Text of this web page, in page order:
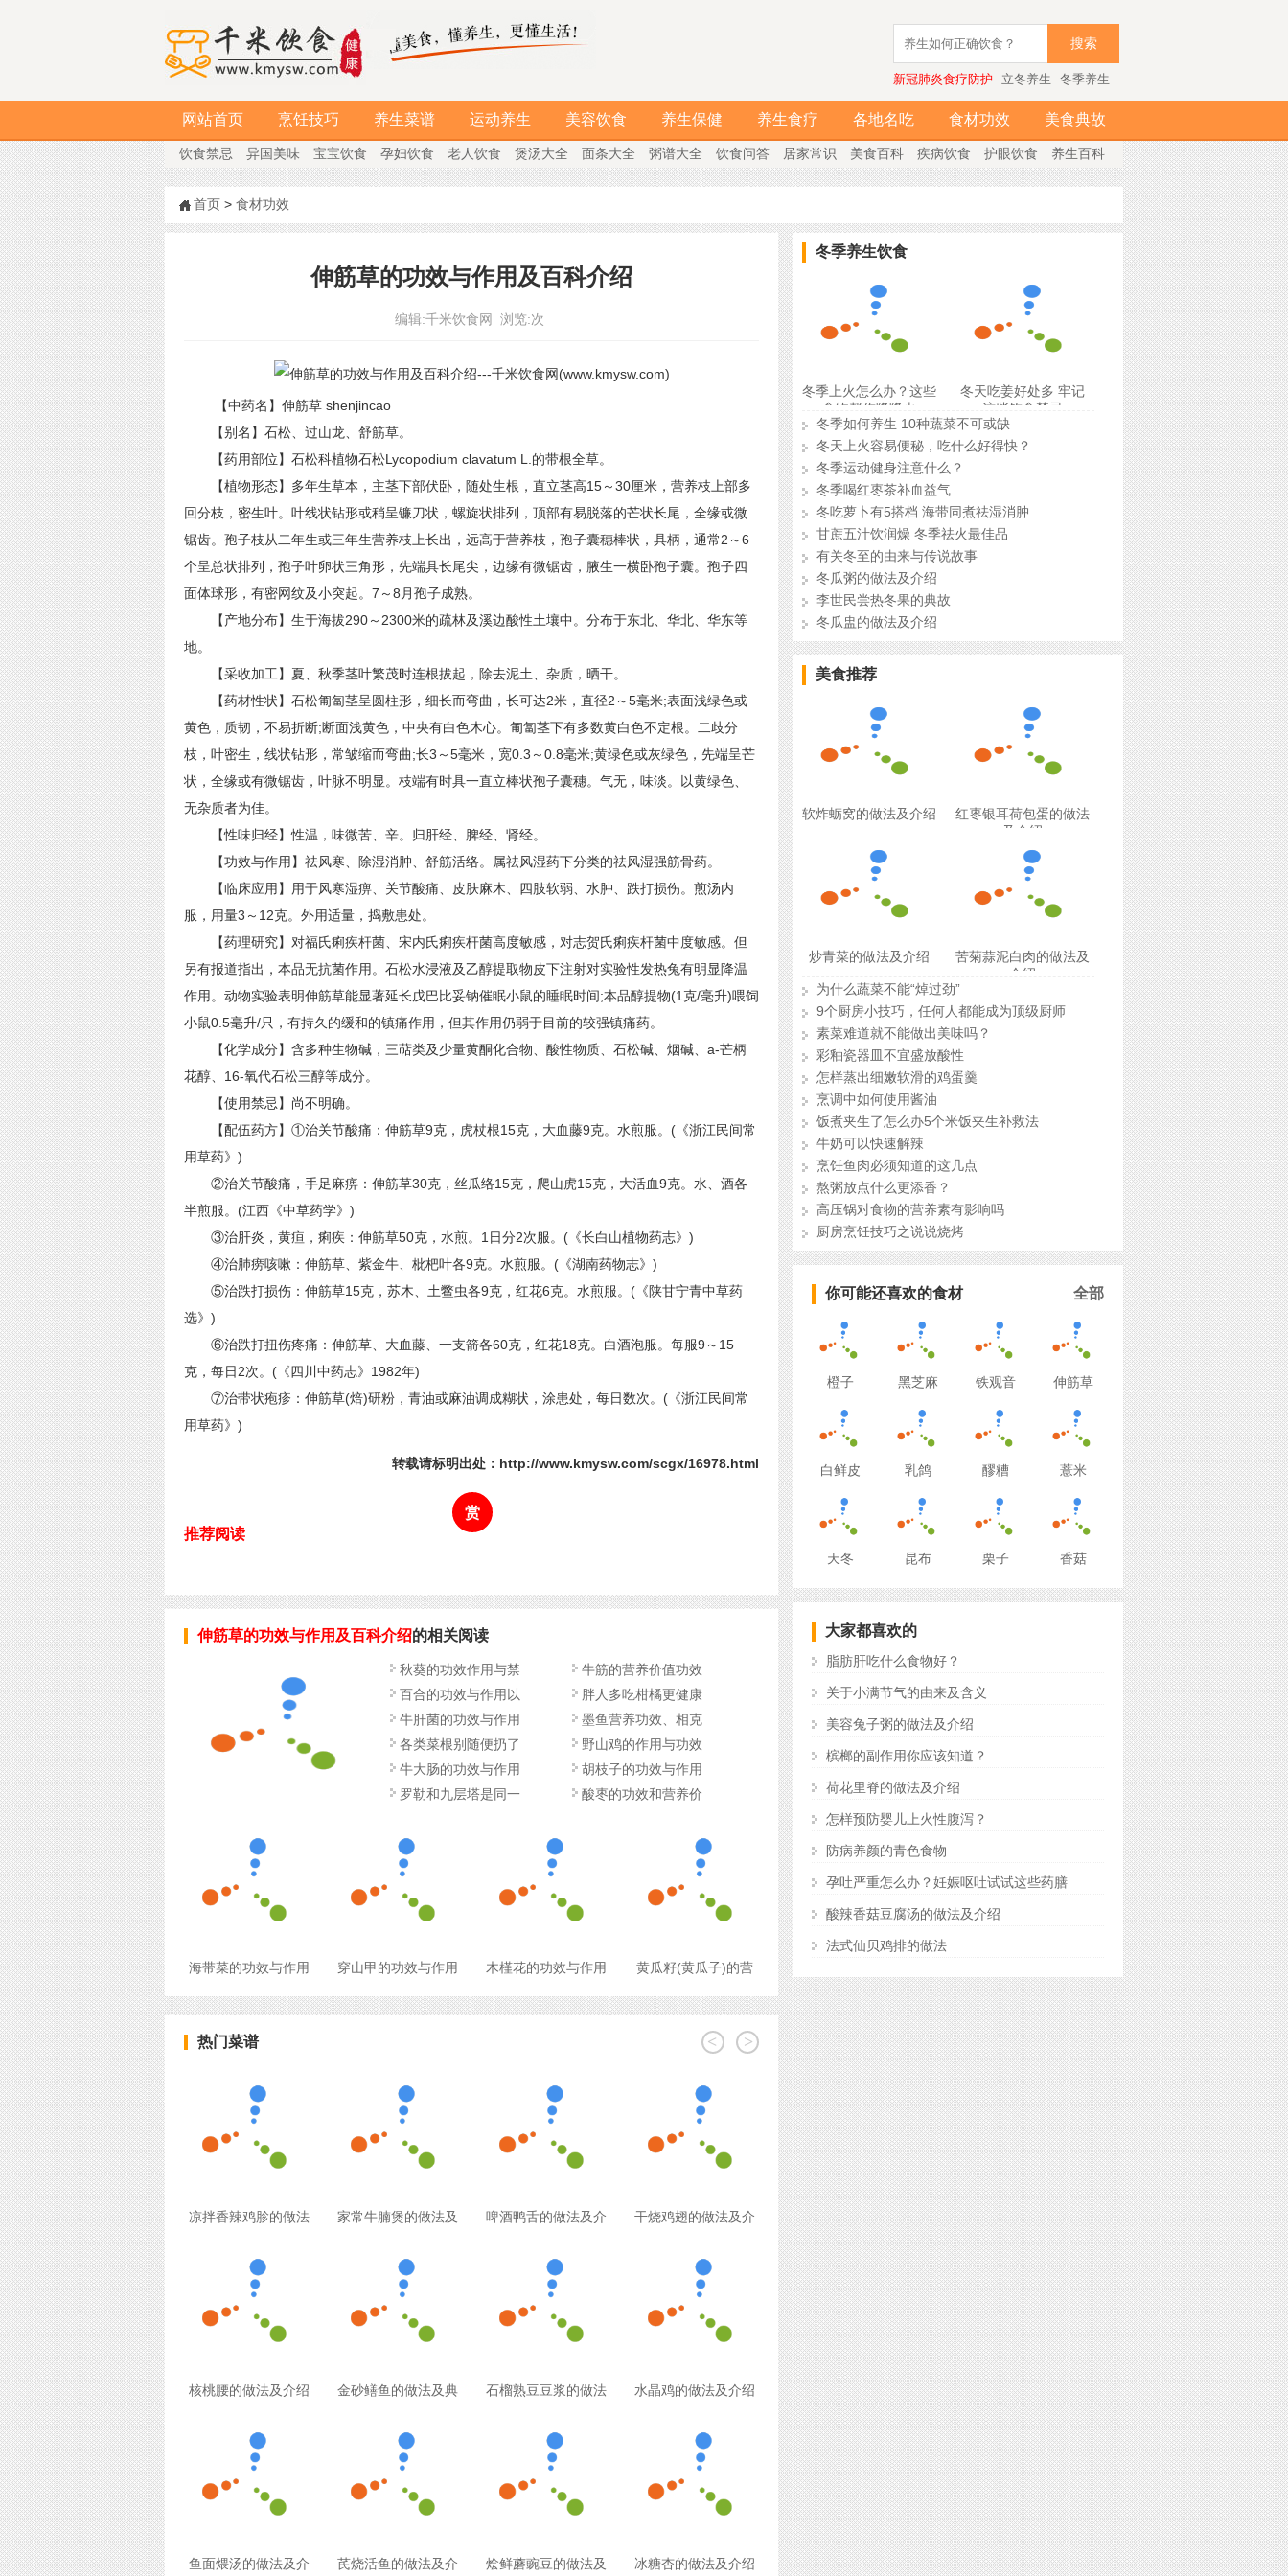
搜索
新冠肺炎食疗防护 立冬养生 冬季养生
网站首页 烹饪技巧 养生菜谱 运动养生 美容饮食 养生保健 养生食疗 各地名吃 食材功效 美食典故
饮食禁忌 异国美味 宝宝饮食 孕妇饮食 老人饮食 煲汤大全 面条大全 粥谱大全 饮食问答 居家常识 美食百科 疾病饮食 护眼饮食 养生百科
首页 > 食材功效
伸筋草的功效与作用及百科介绍
编辑:千米饮食网 浏览:次
【中药名】伸筋草 shenjincao
【别名】石松、过山龙、舒筋草。
【药用部位】石松科植物石松Lycopodium clavatum L.的带根全草。
【植物形态】多年生草本，主茎下部伏卧，随处生根，直立茎高15～30厘米，营养枝上部多
回分枝，密生叶。叶线状钻形或稍呈镰刀状，螺旋状排列，顶部有易脱落的芒状长尾，全缘或微
锯齿。孢子枝从二年生或三年生营养枝上长出，远高于营养枝，孢子囊穗棒状，具柄，通常2～6
个呈总状排列，孢子叶卵状三角形，先端具长尾尖，边缘有微锯齿，腋生一横卧孢子囊。孢子四
面体球形，有密网纹及小突起。7～8月孢子成熟。
【产地分布】生于海拔290～2300米的疏林及溪边酸性土壤中。分布于东北、华北、华东等
地。
【采收加工】夏、秋季茎叶繁茂时连根拔起，除去泥土、杂质，晒干。
【药材性状】石松匍匐茎呈圆柱形，细长而弯曲，长可达2米，直径2～5毫米;表面浅绿色或
黄色，质韧，不易折断;断面浅黄色，中央有白色木心。匍匐茎下有多数黄白色不定根。二歧分
枝，叶密生，线状钻形，常皱缩而弯曲;长3～5毫米，宽0.3～0.8毫米;黄绿色或灰绿色，先端呈芒
状，全缘或有微锯齿，叶脉不明显。枝端有时具一直立棒状孢子囊穗。气无，味淡。以黄绿色、
无杂质者为佳。
【性味归经】性温，味微苦、辛。归肝经、脾经、肾经。
【功效与作用】祛风寒、除湿消肿、舒筋活络。属祛风湿药下分类的祛风湿强筋骨药。
【临床应用】用于风寒湿痹、关节酸痛、皮肤麻木、四肢软弱、水肿、跌打损伤。煎汤内
服，用量3～12克。外用适量，捣敷患处。
【药理研究】对福氏痢疾杆菌、宋内氏痢疾杆菌高度敏感，对志贺氏痢疾杆菌中度敏感。但
另有报道指出，本品无抗菌作用。石松水浸液及乙醇提取物皮下注射对实验性发热兔有明显降温
作用。动物实验表明伸筋草能显著延长戊巴比妥钠催眠小鼠的睡眠时间;本品醇提物(1克/毫升)喂饲
小鼠0.5毫升/只，有持久的缓和的镇痛作用，但其作用仍弱于目前的较强镇痛药。
【化学成分】含多种生物碱，三萜类及少量黄酮化合物、酸性物质、石松碱、烟碱、a-芒柄
花醇、16-氧代石松三醇等成分。
【使用禁忌】尚不明确。
【配伍药方】①治关节酸痛：伸筋草9克，虎杖根15克，大血藤9克。水煎服。(《浙江民间常
用草药》)
②治关节酸痛，手足麻痹：伸筋草30克，丝瓜络15克，爬山虎15克，大活血9克。水、酒各
半煎服。(江西《中草药学》)
③治肝炎，黄疸，痢疾：伸筋草50克，水煎。1日分2次服。(《长白山植物药志》)
④治肺痨咳嗽：伸筋草、紫金牛、枇杷叶各9克。水煎服。(《湖南药物志》)
⑤治跌打损伤：伸筋草15克，苏木、土鳖虫各9克，红花6克。水煎服。(《陕甘宁青中草药
选》)
⑥治跌打扭伤疼痛：伸筋草、大血藤、一支箭各60克，红花18克。白酒泡服。每服9～15
克，每日2次。(《四川中药志》1982年)
⑦治带状疱疹：伸筋草(焙)研粉，青油或麻油调成糊状，涂患处，每日数次。(《浙江民间常
用草药》)
转载请标明出处：http://www.kmysw.com/scgx/16978.html
赏
推荐阅读
伸筋草的功效与作用及百科介绍的相关阅读
秋葵的功效作用与禁
牛筋的营养价值功效
百合的功效与作用以
胖人多吃柑橘更健康
牛肝菌的功效与作用
墨鱼营养功效、相克
各类菜根别随便扔了
野山鸡的作用与功效
牛大肠的功效与作用
胡枝子的功效与作用
罗勒和九层塔是同一
酸枣的功效和营养价
海带菜的功效与作用 穿山甲的功效与作用 木槿花的功效与作用 黄瓜籽(黄瓜子)的营
< >
热门菜谱
凉拌香辣鸡胗的做法 家常牛腩煲的做法及 啤酒鸭舌的做法及介 干烧鸡翅的做法及介
核桃腰的做法及介绍 金砂鳝鱼的做法及典 石榴熟豆豆浆的做法 水晶鸡的做法及介绍
鱼面煨汤的做法及介 芪烧活鱼的做法及介 烩鲜蘑豌豆的做法及 冰糖杏的做法及介绍
冬季养生饮食
冬季上火怎么办？这些
食物帮你降降火
冬天吃姜好处多 牢记
这些饮食禁忌
冬季如何养生 10种蔬菜不可或缺
冬天上火容易便秘，吃什么好得快？
冬季运动健身注意什么？
冬季喝红枣茶补血益气
冬吃萝卜有5搭档 海带同煮祛湿消肿
甘蔗五汁饮润燥 冬季祛火最佳品
有关冬至的由来与传说故事
冬瓜粥的做法及介绍
李世民尝热冬果的典故
冬瓜盅的做法及介绍
美食推荐
软炸蛎窝的做法及介绍
红枣银耳荷包蛋的做法
及介绍
炒青菜的做法及介绍
苦菊蒜泥白肉的做法及
介绍
为什么蔬菜不能“焯过劲”
9个厨房小技巧，任何人都能成为顶级厨师
素菜难道就不能做出美味吗？
彩釉瓷器皿不宜盛放酸性
怎样蒸出细嫩软滑的鸡蛋羹
烹调中如何使用酱油
饭煮夹生了怎么办5个米饭夹生补救法
牛奶可以快速解辣
烹饪鱼肉必须知道的这几点
熬粥放点什么更添香？
高压锅对食物的营养素有影响吗
厨房烹饪技巧之说说烧烤
全部
你可能还喜欢的食材
橙子 黑芝麻 铁观音 伸筋草
白鲜皮 乳鸽 醪糟 薏米
天冬 昆布 栗子 香菇
大家都喜欢的
脂肪肝吃什么食物好？
关于小满节气的由来及含义
美容兔子粥的做法及介绍
槟榔的副作用你应该知道？
荷花里脊的做法及介绍
怎样预防婴儿上火性腹泻？
防病养颜的青色食物
孕吐严重怎么办？妊娠呕吐试试这些药膳
酸辣香菇豆腐汤的做法及介绍
法式仙贝鸡排的做法